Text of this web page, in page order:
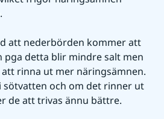
att nederbörden kommer att
pga detta blir mindre salt men
rinna ut mer näringsämnen.
sötvatten och om det rinner ut
de att trivas ännu bättre.